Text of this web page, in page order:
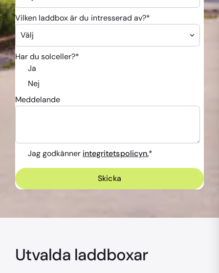
Vilken laddbox är du intresserad av?*
Har du solceller?*
Ja
Nej
Meddelande
Jag godkänner integritetspolicyn.*
Utvalda laddboxar